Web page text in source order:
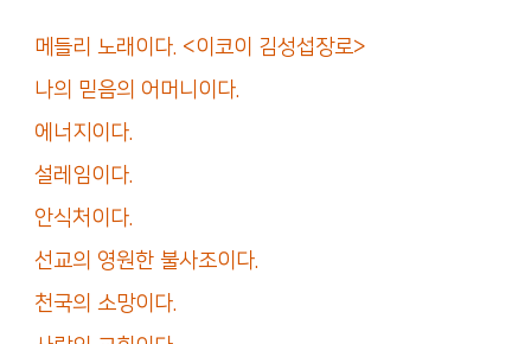
메들리 노래이다. <이코이 김성섭장로>
나의 믿음의 어머니이다.
에너지이다.
설레임이다.
안식처이다.
선교의 영원한 불사조이다.
천국의 소망이다.